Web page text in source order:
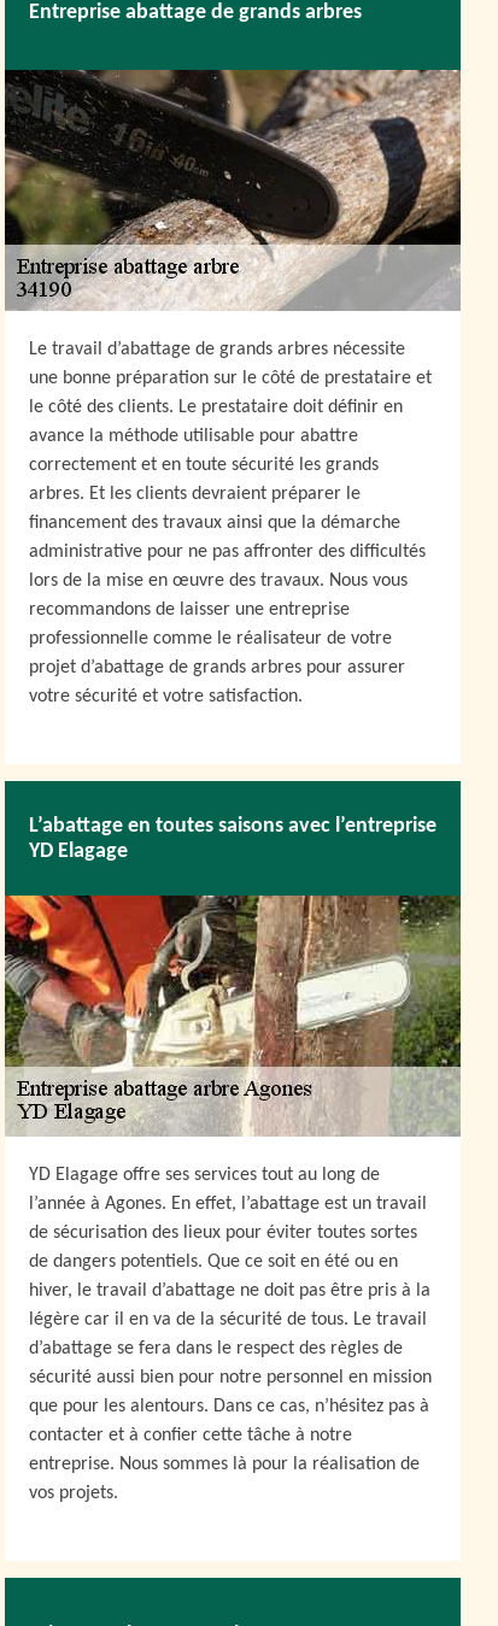
Entreprise abattage de grands arbres
Le travail d’abattage de grands arbres nécessite
une bonne préparation sur le côté de prestataire et
le côté des clients. Le prestataire doit définir en
avance la méthode utilisable pour abattre
correctement et en toute sécurité les grands
arbres. Et les clients devraient préparer le
financement des travaux ainsi que la démarche
administrative pour ne pas affronter des difficultés
lors de la mise en œuvre des travaux. Nous vous
recommandons de laisser une entreprise
professionnelle comme le réalisateur de votre
projet d’abattage de grands arbres pour assurer
votre sécurité et votre satisfaction.
L’abattage en toutes saisons avec l’entreprise
YD Elagage
YD Elagage offre ses services tout au long de
l’année à Agones. En effet, l’abattage est un travail
de sécurisation des lieux pour éviter toutes sortes
de dangers potentiels. Que ce soit en été ou en
hiver, le travail d’abattage ne doit pas être pris à la
légère car il en va de la sécurité de tous. Le travail
d’abattage se fera dans le respect des règles de
sécurité aussi bien pour notre personnel en mission
que pour les alentours. Dans ce cas, n’hésitez pas à
contacter et à confier cette tâche à notre
entreprise. Nous sommes là pour la réalisation de
vos projets.